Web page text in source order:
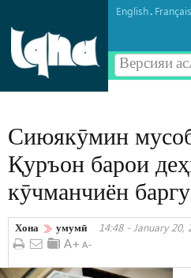
English. Français
Версияи
Сиюякӯмин
Қуръон барои
кӯчманчиён
Хона умумӣ 14:48 - January 20,